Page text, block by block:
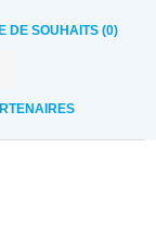
DE SOUHAITS (0)